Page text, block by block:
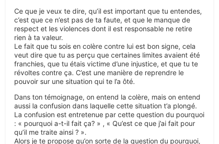
Ce que je veux te dire, qu’il est important que tu entendes,
c’est que ce n’est pas de ta faute, et que le manque de
respect et les violences dont il est responsable ne retire
rien à ta valeur.
Le fait que tu sois en colère contre lui est bon signe, cela
veut dire que tu as perçu que certaines limites avaient été
franchies, que tu étais victime d’une injustice, et que tu te
révoltes contre ça. C’est une manière de reprendre le
pouvoir sur une situation qui te l’a ôté.
Dans ton témoignage, on entend la colère, mais on entend
aussi la confusion dans laquelle cette situation t’a plongé.
La confusion est entretenue par cette question du pourquoi
: « pourquoi a-t-il fait ça? » , « Qu’est ce que j’ai fait pour
qu’il me traite ainsi ? ».
Alors je te propose qu’on sorte de la question du pourquoi,